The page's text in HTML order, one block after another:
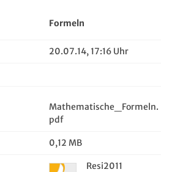
Formeln
20.07.14, 17:16 Uhr
Mathematische_Formeln.
pdf
0,12 MB
Resi2011